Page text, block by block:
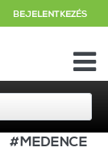
BEJELENTKEZÉS
#MEDENCE